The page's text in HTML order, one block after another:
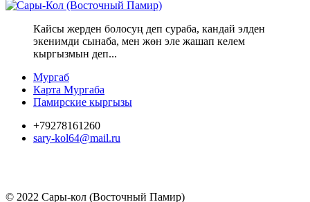
Кайсы жерден болосуң деп сураба, кандай элден
экенимди сынаба, мен жөн эле жашап келем
кыргызмын деп...
Мургаб
Карта Мургаба
Памирские кыргызы
+79278161260
sary-kol64@mail.ru
© 2022 Сары-кол (Восточный Памир)